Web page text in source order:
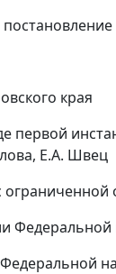
края
первой
Е.А. Швец
Федеральной